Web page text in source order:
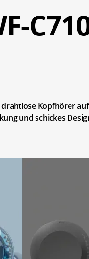
Kopfhörer
und schickes